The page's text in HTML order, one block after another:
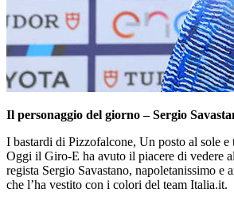
Il personaggio del giorno – Sergio
I bastardi di Pizzofalcone, Un posto al sole e
Oggi il Giro-E ha avuto il piacere di vedere
regista Sergio Savastano, napoletanissimo e
che l’ha vestito con i colori del team Italia.it.